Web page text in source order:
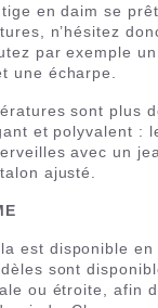
en daim se
n’hésitez
par exemple
une écharpe.
sont plus
et polyvalent :
avec un
ajusté.
est disponible
sont
ou étroite, afin